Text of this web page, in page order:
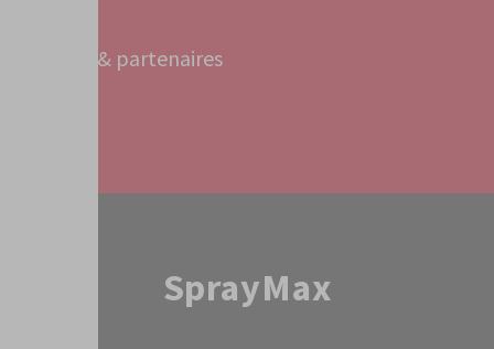
Bureaux & partenaires
SprayMax